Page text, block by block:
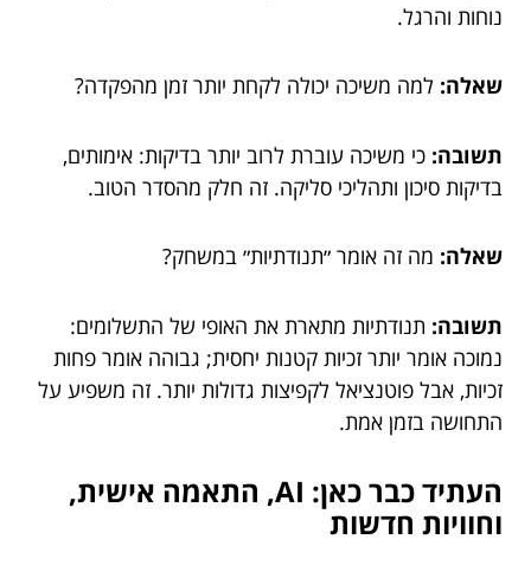
נוחות והרגל.
שאלה: למה משיכה יכולה לקחת יותר זמן מהפקדה?
תשובה: כי משיכה עוברת לרוב יותר בדיקות: אימותים,
בדיקות סיכון ותהליכי סליקה. זה חלק מהסדר הטוב.
שאלה: מה זה אומר ״תנודתיות״ במשחק?
תשובה: תנודתיות מתארת את האופי של התשלומים:
נמוכה אומר יותר זכיות קטנות יחסית; גבוהה אומר פחות
זכיות, אבל פוטנציאל לקפיצות גדולות יותר. זה משפיע על
התחושה בזמן אמת.
העתיד כבר כאן: AI, התאמה אישית,
וחוויות חדשות